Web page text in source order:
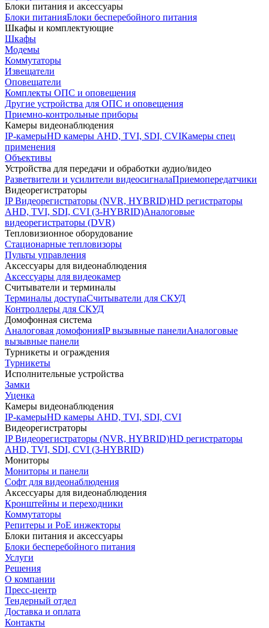
Блоки питания и аксессуары
Блоки питанияБлоки бесперебойного питания
Шкафы и комплектующие
Шкафы
Модемы
Коммутаторы
Извещатели
Оповещатели
Комплекты ОПС и оповещения
Другие устройства для ОПС и оповещения
Приемно-контрольные приборы
Камеры видеонаблюдения
IP-камерыHD камеры AHD, TVI, SDI, CVIКамеры спец
применения
Объективы
Устройства для передачи и обработки аудио/видео
Разветвители и усилители видеосигналаПриемопередатчики
Видеорегистраторы
IP Видеорегистраторы (NVR, HYBRID)HD регистраторы
AHD, TVI, SDI, CVI (3-HYBRID)Аналоговые
видеорегистраторы (DVR)
Тепловизионное оборудование
Стационарные тепловизоры
Пульты управления
Аксессуары для видеонаблюдения
Аксессуары для видеокамер
Считыватели и терминалы
Терминалы доступаСчитыватели для СКУД
Контроллеры для СКУД
Домофонная система
Аналоговая домофонияIP вызывные панелиАналоговые
вызывные панели
Турникеты и ограждения
Турникеты
Исполнительные устройства
Замки
Уценка
Камеры видеонаблюдения
IP-камерыHD камеры AHD, TVI, SDI, CVI
Видеорегистраторы
IP Видеорегистраторы (NVR, HYBRID)HD регистраторы
AHD, TVI, SDI, CVI (3-HYBRID)
Мониторы
Мониторы и панели
Софт для видеонаблюдения
Аксессуары для видеонаблюдения
Кронштейны и переходники
Коммутаторы
Репитеры и PoE инжекторы
Блоки питания и аксессуары
Блоки бесперебойного питания
Услуги
Решения
О компании
Пресс-центр
Тендерный отдел
Доставка и оплата
Контакты